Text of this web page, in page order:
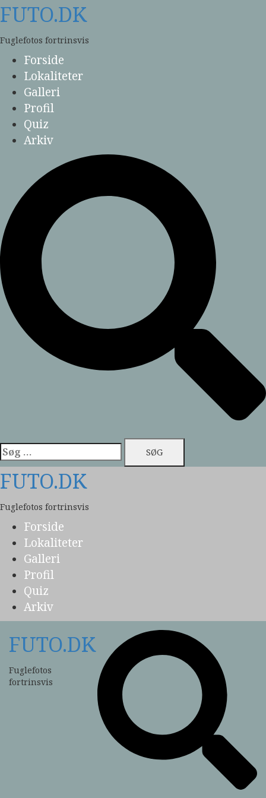
Skip
to
content
FUTO.DK
Fuglefotos fortrinsvis
Forside
Lokaliteter
Galleri
Profil
Quiz
Arkiv
Søg
efter:
FUTO.DK
Fuglefotos fortrinsvis
Forside
Lokaliteter
Galleri
Profil
Quiz
Arkiv
FUTO.DK
Fuglefotos
fortrinsvis